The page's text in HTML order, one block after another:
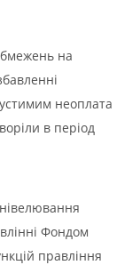
на
неоплата
в період
Фондом
правління